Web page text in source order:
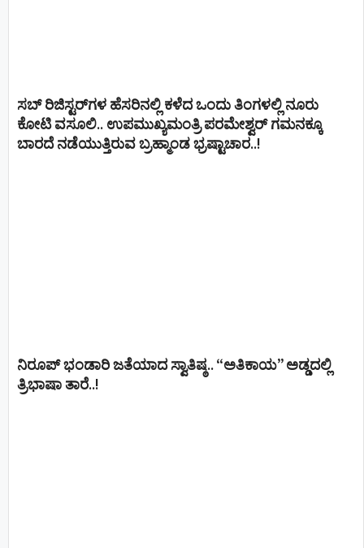
ಸಬ್ ರಿಜಿಸ್ಟರ್​ಗಳ ಹೆಸರಿನಲ್ಲಿ ಕಳೆದ ಒಂದು ತಿಂಗಳಲ್ಲಿ ನೂರು
ಕೋಟಿ ವಸೂಲಿ.. ಉಪಮುಖ್ಯಮಂತ್ರಿ ಪರಮೇಶ್ವರ್​ ಗಮನಕ್ಕೂ
ಬಾರದೆ ನಡೆಯುತ್ತಿರುವ ಬ್ರಹ್ಮಾಂಡ ಭ್ರಷ್ಟಾಚಾರ..!
ನಿರೂಪ್ ಭಂಡಾರಿ ಜತೆಯಾದ ಸ್ವಾತಿಷ್ಠ.. “ಅತಿಕಾಯ” ಅಡ್ಡದಲ್ಲಿ
ತ್ರಿಭಾಷಾ ತಾರೆ..!